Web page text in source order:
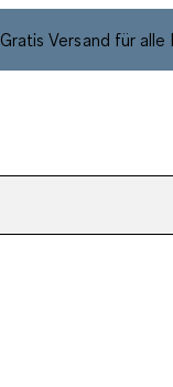
Gratis Versand für